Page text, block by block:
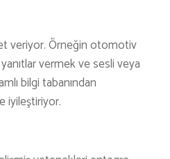
veriyor. Örneğin otomotiv
vermek ve sesli veya
bilgi tabanından
iyileştiriyor.